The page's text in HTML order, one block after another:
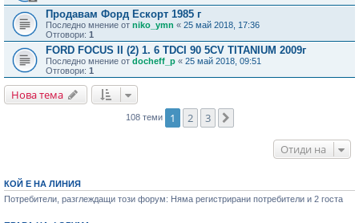
Продавам Форд Ескорт 1985 г
Последно мнение от niko_ymn « 25 май 2018, 17:36
Отговори: 1
FORD FOCUS II (2) 1. 6 TDCI 90 5CV TITANIUM 2009г
Последно мнение от docheff_p « 25 май 2018, 09:51
Отговори: 1
Нова тема
108 теми 1 2 3
Отиди на
КОЙ Е НА ЛИНИЯ
Потребители, разглеждащи този форум: Няма регистрирани потребители и 2 госта